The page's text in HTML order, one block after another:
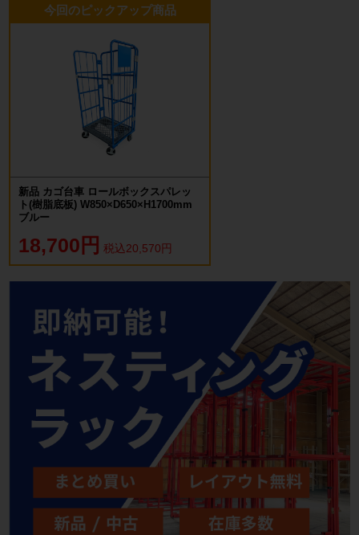
今回のピックアップ商品
新品 カゴ台車 ロールボックスパレッ
ト(樹脂底板) W850×D650×H1700mm
ブルー
18,700円 税込20,570円